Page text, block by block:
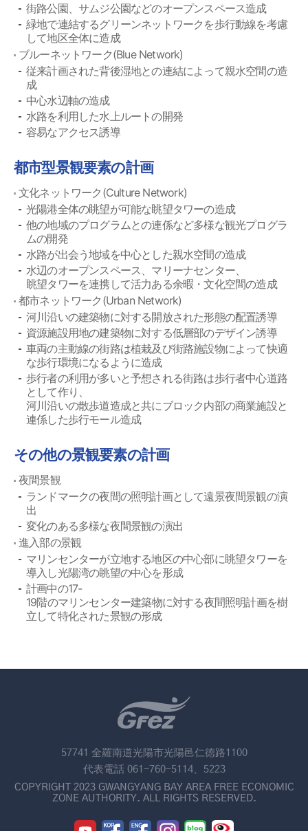
街路公園、サムジ公園などのオープンスペース造成
緑地で連結するグリーンネットワークを歩行動線を考慮
して地区全体に造成
ブルーネットワーク(Blue Network)
従来計画された背後湿地との連結によって親水空間の造
成
中心水辺軸の造成
水路を利用した水上ルートの開発
容易なアクセス誘導
都市型景観要素の計画
文化ネットワーク(Culture Network)
光陽港全体の眺望が可能な眺望タワーの造成
他の地域のプログラムとの連係など多様な観光プログラ
ムの開発
水路が出会う地域を中心とした親水空間の造成
水辺のオープンスペース、マリーナセンター、
眺望タワーを連携して活力ある余暇・文化空間の造成
都市ネットワーク(Urban Network)
河川沿いの建築物に対する開放された形態の配置誘導
資源施設用地の建築物に対する低層部のデザイン誘導
車両の主動線の街路は植栽及び街路施設物によって快適
な歩行環境になるように造成
歩行者の利用が多いと予想される街路は歩行者中心道路
として作り、
河川沿いの散歩道造成と共にブロック内部の商業施設と
連係した歩行モール造成
その他の景観要素の計画
夜間景観
ランドマークの夜間の照明計画として遠景夜間景観の演
出
変化のある多様な夜間景観の演出
進入部の景観
マリンセンターが立地する地区の中心部に眺望タワーを
導入し光陽湾の眺望の中心を形成
計画中の17-
19階のマリンセンター建築物に対する夜間照明計画を樹
立して特化された景観の形成
57741 全羅南道光陽市光陽邑仁徳路1100
代表電話 061-760-5114、5223
COPYRIGHT 2023 GWANGYANG BAY AREA FREE ECONOMIC
ZONE AUTHORITY. ALL RIGHTS RESERVED.